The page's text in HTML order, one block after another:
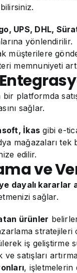
UPS, DHL,
yönlendirilir.
müşterilere
memnuniyeti
bir platformda
sağlar.
İkas gibi e-
mağazaları tek
edilir.
ve
dayalı kararlar
sağlar.
ürünler
stratejileri
iş geliştirme
satışları
, işletmelerin